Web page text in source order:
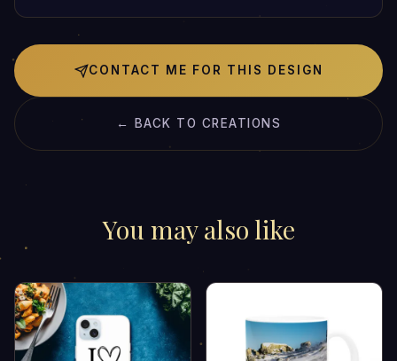
CONTACT ME FOR THIS DESIGN
← BACK TO CREATIONS
You may also like